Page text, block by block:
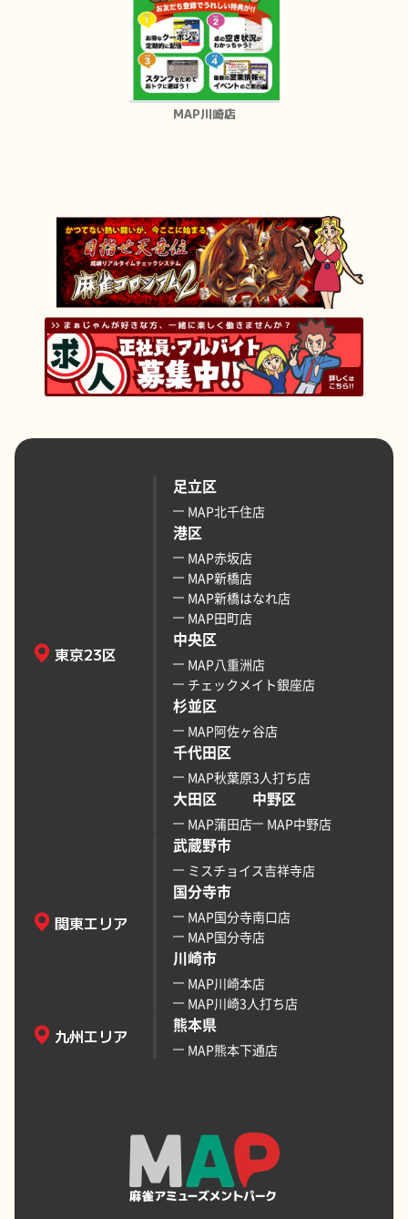
MAP川崎店
東京23区
足立区
MAP北千住店
港区
MAP赤坂店
MAP新橋店
MAP新橋はなれ店
MAP田町店
中央区
MAP八重洲店
チェックメイト銀座店
杉並区
MAP阿佐ヶ谷店
千代田区
MAP秋葉原3人打ち店
大田区
MAP蒲田店
中野区
MAP中野店
関東エリア
武蔵野市
ミスチョイス吉祥寺店
国分寺市
MAP国分寺南口店
MAP国分寺店
川崎市
MAP川崎本店
MAP川崎3人打ち店
九州エリア
熊本県
MAP熊本下通店